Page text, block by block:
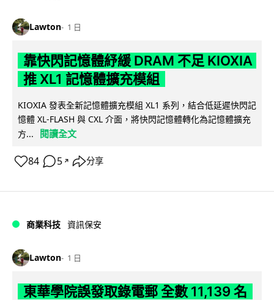
Lawton 1 日
靠快閃記憶體紓緩 DRAM 不足 KIOXIA
推 XL1 記憶體擴充模組
KIOXIA 發表全新記憶體擴充模組 XL1 系列，結合低延遲快閃記
憶體 XL-FLASH 與 CXL 介面，將快閃記憶體轉化為記憶體擴充
方...
閱讀全文
84 5 ↗ 分享
商業科技 資訊保安
Lawton 1 日
東華學院誤發取錄電郵 全數 11,139 名